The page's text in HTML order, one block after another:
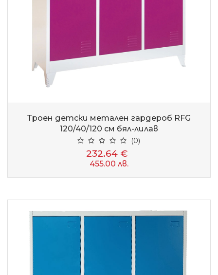
Троен детски метален гардероб RFG
120/40/120 см бял-лилав
(0)
232.64 €
455.00 лв.